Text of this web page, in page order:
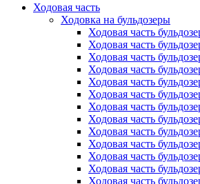
Ходовая часть
Ходовка на бульдозеры
Ходовая часть
Ходовая часть
Ходовая часть
Ходовая часть
Ходовая часть
Ходовая часть
Ходовая часть
Ходовая часть
Ходовая часть
Ходовая часть
Ходовая часть
Ходовая часть
Ходовая часть